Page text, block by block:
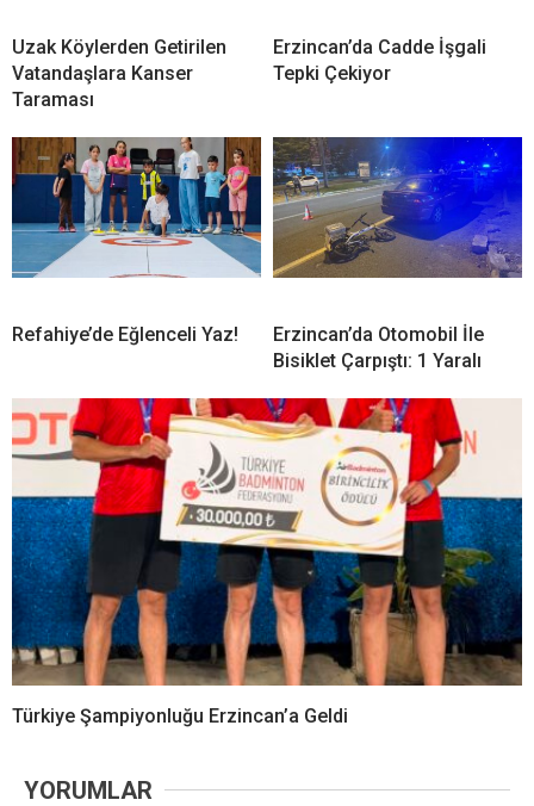
Uzak Köylerden Getirilen
Vatandaşlara Kanser
Taraması
Erzincan’da Cadde İşgali
Tepki Çekiyor
Refahiye’de Eğlenceli Yaz!
Erzincan’da Otomobil İle
Bisiklet Çarpıştı: 1 Yaralı
Türkiye Şampiyonluğu Erzincan’a Geldi
YORUMLAR